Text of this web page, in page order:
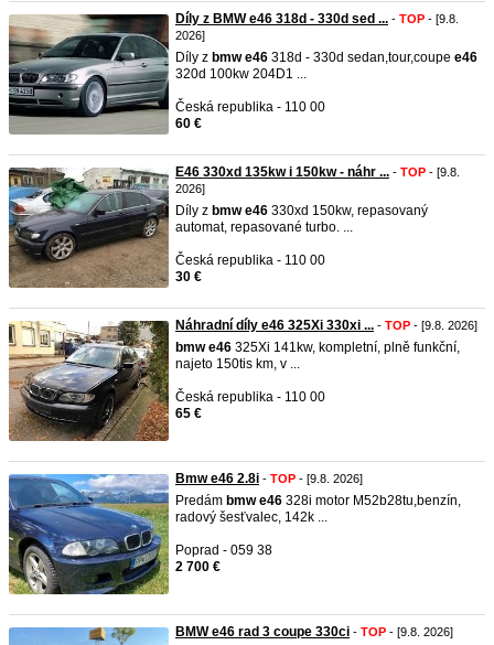
Díly z BMW e46 318d - 330d sed ... - TOP - [9.8.
2026]
Díly z bmw e46 318d - 330d sedan,tour,coupe e46
320d 100kw 204D1 ...
Česká republika - 110 00
60 €
E46 330xd 135kw i 150kw - náhr ... - TOP - [9.8.
2026]
Díly z bmw e46 330xd 150kw, repasovaný
automat, repasované turbo. ...
Česká republika - 110 00
30 €
Náhradní díly e46 325Xi 330xi ... - TOP - [9.8. 2026]
bmw e46 325Xi 141kw, kompletní, plně funkční,
najeto 150tis km, v ...
Česká republika - 110 00
65 €
Bmw e46 2.8i - TOP - [9.8. 2026]
Predám bmw e46 328i motor M52b28tu,benzín,
radový šesťvalec, 142k ...
Poprad - 059 38
2 700 €
BMW e46 rad 3 coupe 330ci - TOP - [9.8. 2026]